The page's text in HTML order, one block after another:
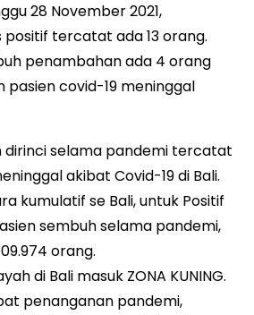
28 November 2021,
tercatat ada 13 orang.
penambahan ada 4 orang
pasien covid-19 meninggal
dirinci selama pandemi tercatat
akibat Covid-19 di Bali.
kumulatif se Bali, untuk Positif
sembuh selama pandemi,
orang.
di Bali masuk ZONA KUNING.
penanganan pandemi,